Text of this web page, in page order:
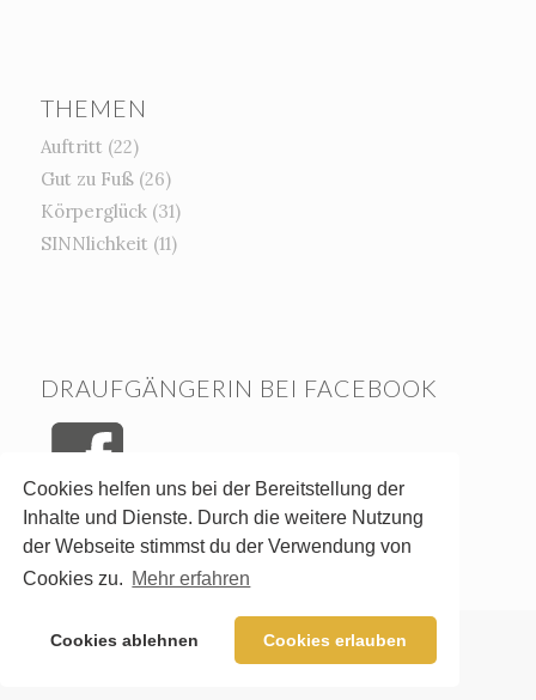
Cookies helfen uns bei der Bereitstellung der
Inhalte und Dienste. Durch die weitere Nutzung
der Webseite stimmst du der Verwendung von
Cookies zu. Mehr erfahren
Cookies ablehnen Cookies erlauben
THEMEN
Auftritt (22)
Gut zu Fuß(26)
Körperglück(31)
SINNlichkeit (11)
DRAUFGÄNGERIN BEI FACEBOOK
© Copyright - Birgit Faschinger-Reitsam - 2020